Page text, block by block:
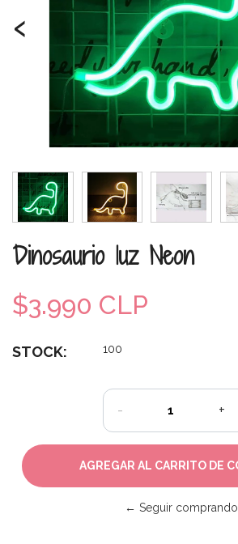
‹
Dinosaurio luz Neon
$3.990 CLP
STOCK: 100
- +
← Seguir comprando